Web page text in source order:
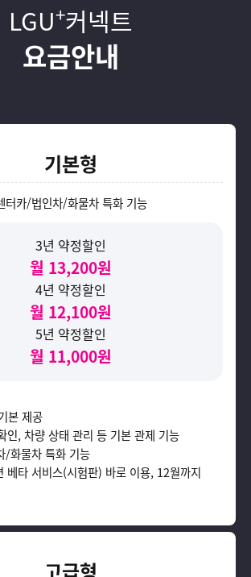
LGU+커넥트
요금안내
기본형
터카/법인차/화물차 특화 기능
3년 약정할인
월 13,200원
4년 약정할인
월 12,100원
5년 약정할인
월 11,000원
본 제공
인, 차량 상태 관리 등 기본 관제 기능
/화물차 특화 기능
베타 서비스(시험판) 바로 이용, 12월까지
고급형